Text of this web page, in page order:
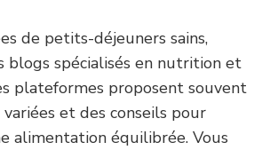
de petits-déjeuners sains,
blogs spécialisés en nutrition et
plateformes proposent souvent
et des conseils pour
alimentation équilibrée. Vous